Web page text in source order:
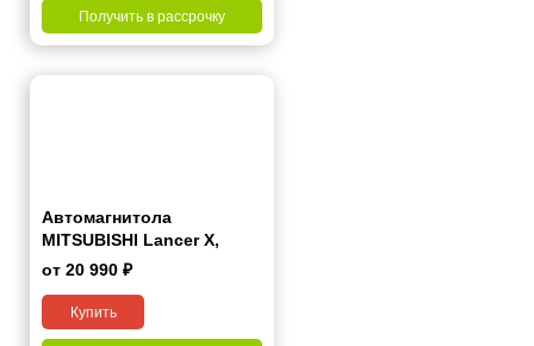
Получить в рассрочку
Автомагнитола
MITSUBISHI Lancer Х,
Galant Fortis 2007+ 7"
от 20 990 ₽
Купить